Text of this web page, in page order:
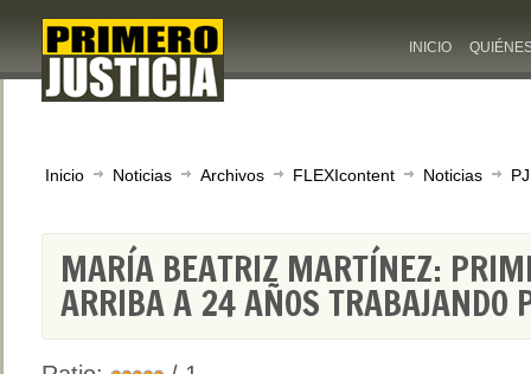
INICIO
Inicio Noticias Archivos FLEXIcontent Noticias
MARÍA BEATRIZ MARTÍNEZ:
ARRIBA A 24 AÑOS TRABAJANDO